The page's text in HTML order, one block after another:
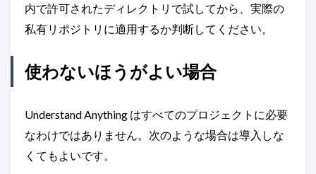
内で許可されたディレクトリで試してから、実際の
私有リポジトリに適用するか判断してください。
使わないほうがよい場合
Understand Anything はすべてのプロジェクトに必要
なわけではありません。次のような場合は導入しな
くてもよいです。